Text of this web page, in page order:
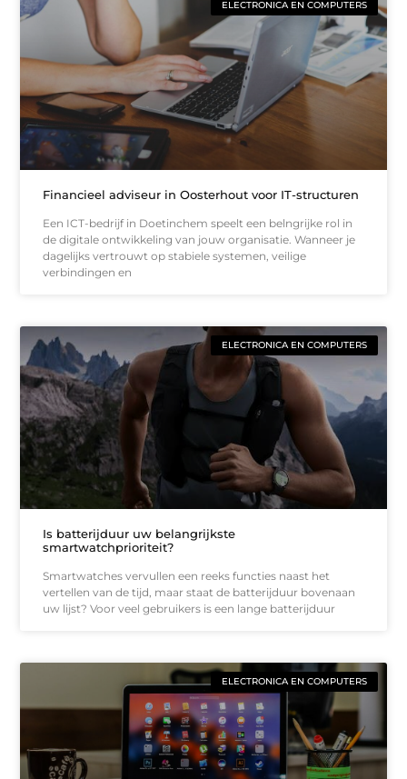
ELECTRONICA EN COMPUTERS
Financieel adviseur in Oosterhout voor IT-structuren
Een ICT-bedrijf in Doetinchem speelt een belngrijke rol in
de digitale ontwikkeling van jouw organisatie. Wanneer je
dagelijks vertrouwt op stabiele systemen, veilige
verbindingen en
ELECTRONICA EN COMPUTERS
Is batterijduur uw belangrijkste
smartwatchprioriteit?
Smartwatches vervullen een reeks functies naast het
vertellen van de tijd, maar staat de batterijduur bovenaan
uw lijst? Voor veel gebruikers is een lange batterijduur
ELECTRONICA EN COMPUTERS